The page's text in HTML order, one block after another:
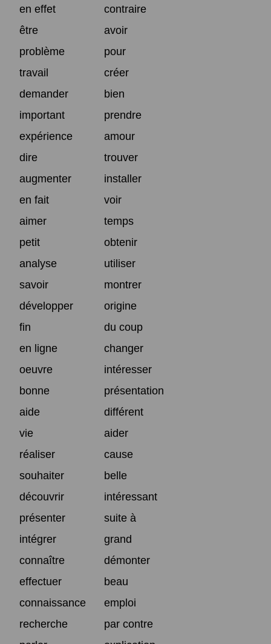
en effet
contraire
être
avoir
problème
pour
travail
créer
demander
bien
important
prendre
expérience
amour
dire
trouver
augmenter
installer
en fait
voir
aimer
temps
petit
obtenir
analyse
utiliser
savoir
montrer
développer
origine
fin
du coup
en ligne
changer
oeuvre
intéresser
bonne
présentation
aide
différent
vie
aider
réaliser
cause
souhaiter
belle
découvrir
intéressant
présenter
suite à
intégrer
grand
connaître
démonter
effectuer
beau
connaissance
emploi
recherche
par contre